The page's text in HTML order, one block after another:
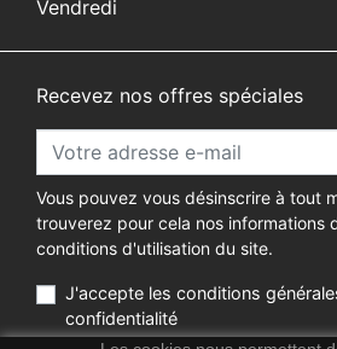
Vendredi
Recevez nos offres spéciales
Vous pouvez vous désinscrire à tout
trouverez pour cela nos informations
conditions d'utilisation du site.
J'accepte les conditions
confidentialité